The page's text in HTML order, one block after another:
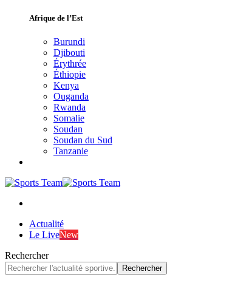
Afrique de l’Est
Burundi
Djibouti
Érythrée
Éthiopie
Kenya
Ouganda
Rwanda
Somalie
Soudan
Soudan du Sud
Tanzanie
Actualité
Le LiveNew
Rechercher